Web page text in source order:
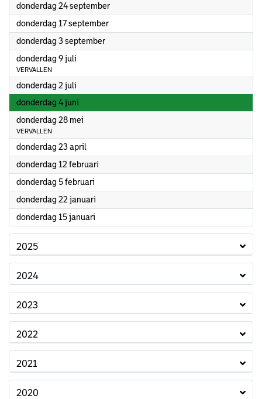
donderdag 24 september2026
donderdag 17 september2026
donderdag 3 september2026
donderdag 9 juli
VERVALLEN
donderdag 2 juli
donderdag 4 juni
donderdag 28 mei
VERVALLEN
donderdag 23 april
donderdag 12 februari
donderdag 5 februari
donderdag 22 januari
donderdag 15 januari
2025
2024
2023
2022
2021
2020